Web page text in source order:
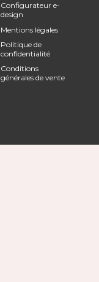
Configurateur e-
design
Mentions légales
Politique de
confidentialité
Conditions
générales de vente